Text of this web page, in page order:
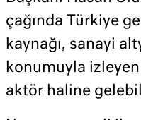
çağında Türkiye
kaynağı, sanayi
konumuyla
aktör haline